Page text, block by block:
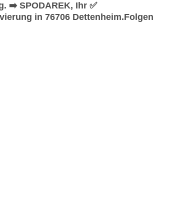
➡️ SPODAREK, Ihr ✅
in 76706 Dettenheim.Folgen